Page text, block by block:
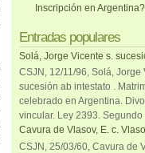
Inscripción en Argentina?
Entradas populares
Solá, Jorge Vicente s.
CSJN, 12/11/96, Solá, Jorge
sucesión ab intestato .
celebrado en Argentina.
vincular. Ley 2393. Segundo
Cavura de Vlasov, E. c.
CSJN, 25/03/60, Cavura de